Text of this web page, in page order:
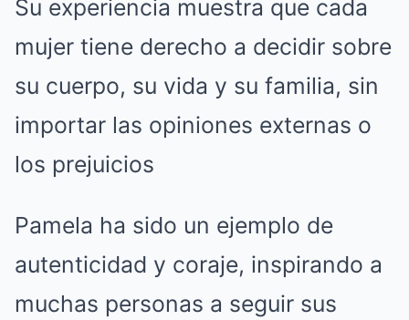
Su experiencia muestra que cada
mujer tiene derecho a decidir sobre
su cuerpo, su vida y su familia, sin
importar las opiniones externas o
los prejuicios
Pamela ha sido un ejemplo de
autenticidad y coraje, inspirando a
muchas personas a seguir sus